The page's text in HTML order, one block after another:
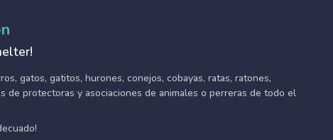
gatos, gatitos, hurones, conejos, cobayas, ratas, ratones,
de protectoras y asociaciones de animales o perreras de todo el